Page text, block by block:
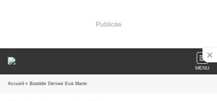
Publicité
MENU
Accueil » Bastide Denise Eva Marie